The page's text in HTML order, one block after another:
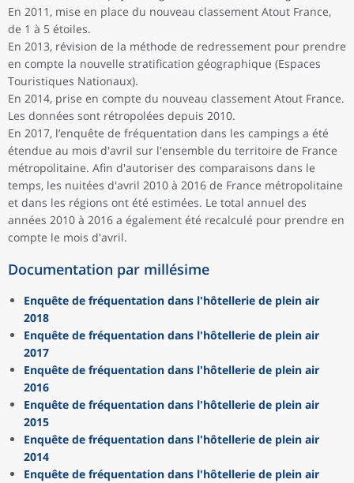
En 2011, mise en place du nouveau classement Atout France,
de 1 à 5 étoiles.
En 2013, révision de la méthode de redressement pour prendre
en compte la nouvelle stratification géographique (Espaces
Touristiques Nationaux).
En 2014, prise en compte du nouveau classement Atout France.
Les données sont rétropolées depuis 2010.
En 2017, l’enquête de fréquentation dans les campings a été
étendue au mois d'avril sur l'ensemble du territoire de France
métropolitaine. Afin d'autoriser des comparaisons dans le
temps, les nuitées d'avril 2010 à 2016 de France métropolitaine
et dans les régions ont été estimées. Le total annuel des
années 2010 à 2016 a également été recalculé pour prendre en
compte le mois d'avril.
Documentation par millésime
Enquête de fréquentation dans l'hôtellerie de plein air
2018
Enquête de fréquentation dans l'hôtellerie de plein air
2017
Enquête de fréquentation dans l'hôtellerie de plein air
2016
Enquête de fréquentation dans l'hôtellerie de plein air
2015
Enquête de fréquentation dans l'hôtellerie de plein air
2014
Enquête de fréquentation dans l'hôtellerie de plein air